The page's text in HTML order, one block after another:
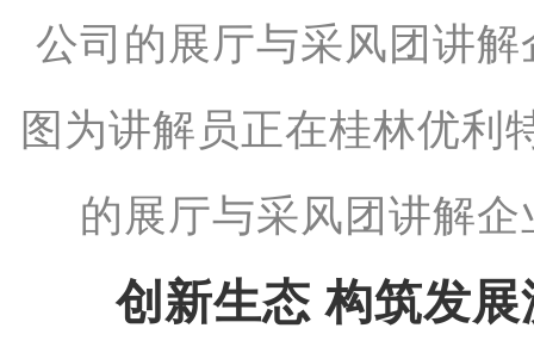
图为讲解员正在桂林优利
的展厅与采风团讲解
创新生态 构筑发展